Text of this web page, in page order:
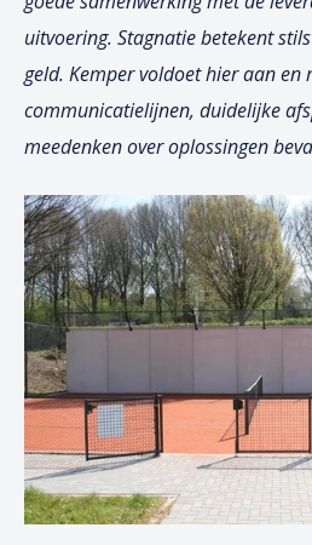
uitvoering. Stagnatie betekent
geld. Kemper voldoet hier aan en
communicatielijnen, duidelijke
meedenken over oplossingen